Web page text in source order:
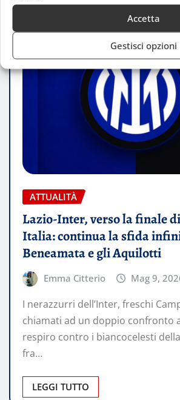
Accetta
Gestisci opzioni
ATTUALITÀ
Lazio-Inter, verso la finale
Italia: continua la sfida
Beneamata e gli Aquilotti
Emma Citterio Mag 9,
I nerazzurri dell’Inter, freschi
chiamati ad un doppio confronto
respiro contro i biancocelesti
fra…
LEGGI TUTTO